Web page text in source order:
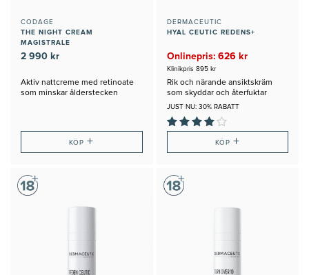
CODAGE
THE NIGHT CREAM
MAGISTRALE
2 990 kr
Aktiv nattcreme med retinoate
som minskar ålderstecken
KÖP+
DERMACEUTIC
HYAL CEUTIC REDENS+
Onlinepris: 626 kr
Klinikpris 895 kr
Rik och närande ansiktskräm
som skyddar och återfuktar
JUST NU: 30% RABATT
KÖP +